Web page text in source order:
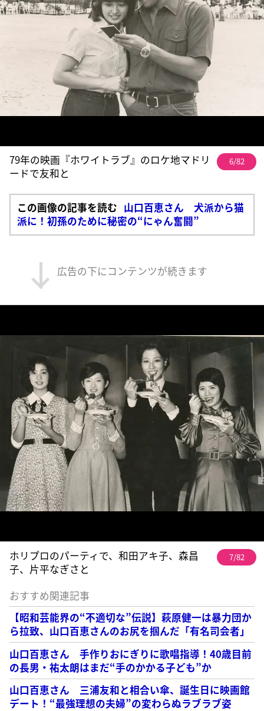
79年の映画『ホワイトラブ』のロケ地マドリ
ードで友和と
6/82
この画像の記事を読む 山口百恵さん 犬派から猫
派に！初孫のために秘密の“にゃん奮闘”
広告の下にコンテンツが続きます
ホリプロのパーティで、和田アキ子、森昌
子、片平なぎさと
7/82
おすすめ関連記事
【昭和芸能界の“不適切な”伝説】萩原健一は暴力団か
ら拉致、山口百恵さんのお尻を掴んだ「有名司会者」
山口百恵さん 手作りおにぎりに歌唱指導！40歳目前
の長男・祐太朗はまだ“手のかかる子ども”か
山口百恵さん 三浦友和と相合い傘、誕生日に映画館
デート！“最強理想の夫婦”の変わらぬラブラブ姿